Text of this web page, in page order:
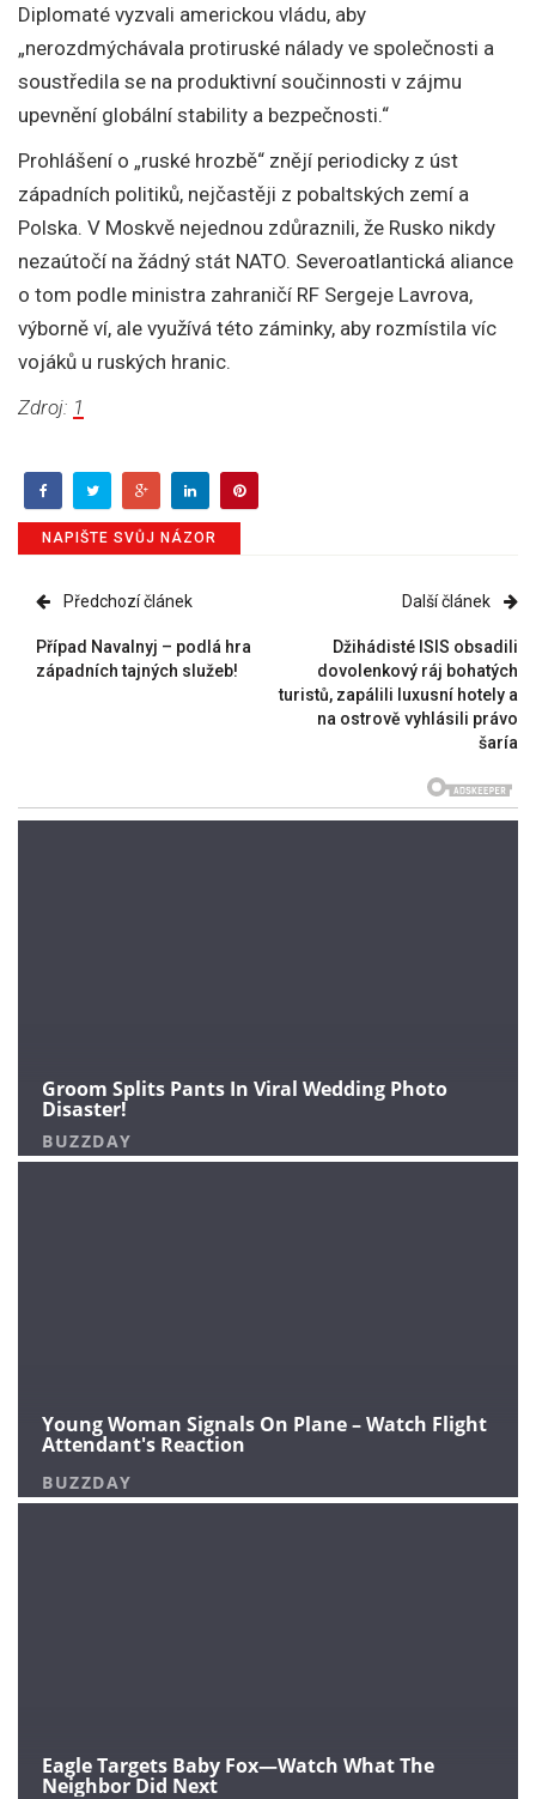
Diplomaté vyzvali americkou vládu, aby
„nerozdmýchávala protiruské nálady ve společnosti a
soustředila se na produktivní součinnosti v zájmu
upevnění globální stability a bezpečnosti.“
Prohlášení o „ruské hrozbě“ znějí periodicky z úst
západních politiků, nejčastěji z pobaltských zemí a
Polska. V Moskvě nejednou zdůraznili, že Rusko nikdy
nezaútočí na žádný stát NATO. Severoatlantická aliance
o tom podle ministra zahraničí RF Sergeje Lavrova,
výborně ví, ale využívá této záminky, aby rozmístila víc
vojáků u ruských hranic.
Zdroj: 1
NAPIŠTE SVŮJ NÁZOR
Předchozí článek
Případ Navalnyj – podlá hra
západních tajných služeb!
Další článek
Džihádisté ISIS obsadili
dovolenkový ráj bohatých
turistů, zapálili luxusní hotely a
na ostrově vyhlásili právo
šaría